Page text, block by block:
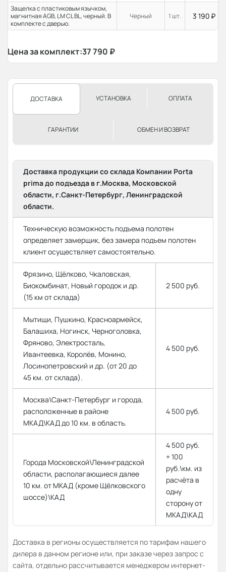
Защелка с пластиковым язычком,
магнитная AGB, LM CL BL, черный. В
комплекте с дверью.
Черный 1 шт. 3 190 ₽
Цена за комплект:37 790 ₽
ДОСТАВКА УСТАНОВКА ОПЛАТА
ГАРАНТИИ ОБМЕН И ВОЗВРАТ
Доставка продукции со склада Компании Porta
prima до подъезда в г.Москва, Московской
области, г.Санкт-Петербург, Ленинградской
области.
Техническую возможность подъема полотен
определяет замерщик, без замера подъем полотен
клиент осуществляет самостоятельно.
Фрязино, Щёлково, Чкаловская,
Биокомбинат, Новый городок и др.
(15 км от склада)
2 500 руб.
Мытищи, Пушкино, Красноармейск,
Балашиха, Ногинск, Черноголовка,
Фряново, Электросталь,
Ивантеевка, Королёв, Монино,
Лосинопетровский и др. (от 20 до
45 км. от склада).
4 500 руб.
Москва\Санкт-Петербург и города,
расположенные в районе
МКАД\КАД до 10 км. в область.
4 500 руб.
Города Московской\Ленинградской
области, располагающиеся далее
10 км. от МКАД (кроме Щёлковского
шоссе)\КАД
4 500 руб.
+ 100
руб.\км. из
расчёта в
одну
сторону от
МКАД\КАД
Доставка в регионы осуществляется по тарифам нашего
дилера в данном регионе или, при заказе через запрос с
сайта, отдельно рассчитывается менеджером интернет-